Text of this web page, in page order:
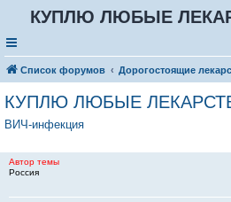
КУПЛЮ ЛЮБЫЕ
Список форумов Дорогостоящие
КУПЛЮ ЛЮБЫЕ
ВИЧ-инфекция
Автор темы
Россия